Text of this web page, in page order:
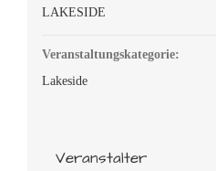
LAKESIDE
Veranstaltungskategorie:
Lakeside
Veranstalter